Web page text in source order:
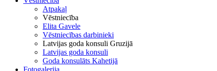
Atpakaļ
Vēstniecība
Elita Gavele
Vēstniecības darbinieki
Latvijas goda konsuli Gruzijā
Latvijas goda konsuli
Goda konsulāts Kahetijā
Fotogalerija